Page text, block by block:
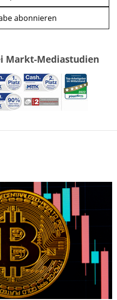
abonnieren
Markt-Mediastudien